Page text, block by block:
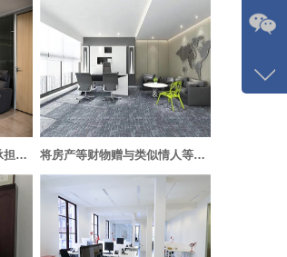
代驾发生交通事故，谁来承担责任？ 将房产等财物赠与类似情人等第三者的行为无效
133-